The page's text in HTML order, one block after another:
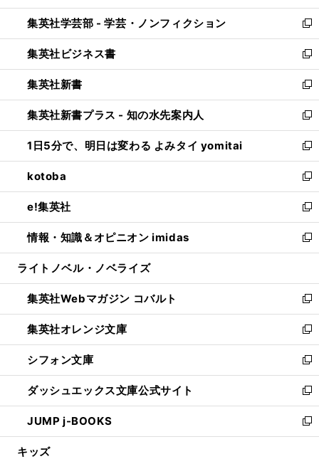
開
く
ウ
で
開
く
ン
ド
ウ
で
開
く
ウ
ィ
ン
ド
ウ
で
開
く
集英社学芸部 - 学芸・ノンフィクション
新
し
い
ウ
ィ
ン
ド
ウ
で
開
く
集英社ビジネス書
新
し
い
ウ
ィ
ン
ド
ウ
で
開
く
集英社新書
新
し
い
ウ
ィ
ン
ド
ウ
で
開
く
集英社新書プラス - 知の水先案内人
新
し
い
ウ
ィ
ン
ド
ウ
で
開
1日5分で、明日は変わる よみタイ yomitai
新
し
い
ウ
ィ
ン
ド
ウ
開
く
kotoba
新
し
い
ウ
ィ
ン
ウ
で
開
く
e!集英社
新
し
い
ウ
ン
ド
ウ
で
開
く
情報・知識＆オピニオン imidas
新
し
ウ
ィ
ン
ド
ウ
で
開
く
ライトノベル・ノベライズ
集英社Webマガジン コバルト
新
し
い
ウ
ィ
ン
ド
ウ
で
開
集英社オレンジ文庫
新
し
い
ウ
ィ
ン
ド
ウ
シフォン文庫
新
し
い
ウ
ィ
ン
ダッシュエックス文庫公式サイト
新
し
い
ウ
JUMP j-BOOKS
新
し
キッズ